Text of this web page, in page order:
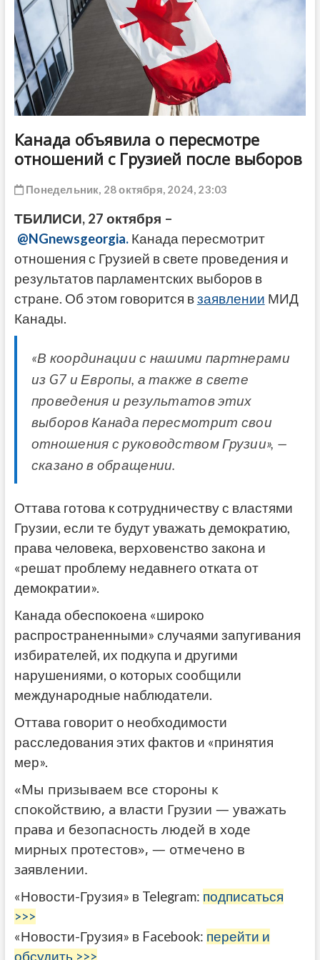
Канада объявила о пересмотре
отношений с Грузией после выборов
Понедельник, 28 октября, 2024, 23:03
ТБИЛИСИ, 27 октября –
@NGnewsgeorgia.Канада пересмотрит
отношения с Грузией в свете проведения и
результатов парламентских выборов в
стране. Об этом говорится взаявлении МИД
Канады.
«В координации с нашими партнерами
из G7 и Европы, а также в свете
проведения и результатов этих
выборов Канада пересмотрит свои
отношения с руководством Грузии», —
сказано в обращении.
Оттава готова к сотрудничеству с властями
Грузии, если те будут уважать демократию,
права человека, верховенство закона и
«решат проблему недавнего отката от
демократии».
Канада обеспокоена «широко
распространенными» случаями запугивания
избирателей, их подкупа и другими
нарушениями, о которых сообщили
международные наблюдатели.
Оттава говорит о необходимости
расследования этих фактов и «принятия
мер».
«Мы призываем все стороны к
спокойствию, а власти Грузии — уважать
права и безопасность людей в ходе
мирных протестов», — отмечено в
заявлении.
«Новости-Грузия» в Telegram: подписаться
>>>
«Новости-Грузия» в Facebook: перейти и
обсудить >>>